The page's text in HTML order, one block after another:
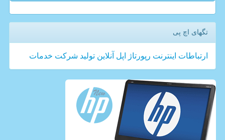
تگهای اچ پی
ارتباطات اینترنت رپورتاژ اپل آنلاین تولید شركت خدمات